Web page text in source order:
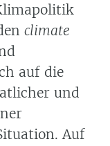
climate
auf die
und
Auf